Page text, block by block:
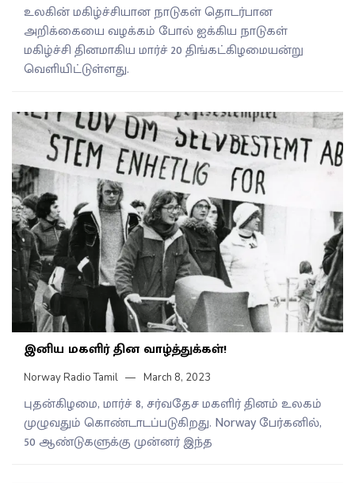
உலகின் மகிழ்ச்சியான நாடுகள் தொடர்பான
அறிக்கையை வழக்கம் போல் ஐக்கிய நாடுகள்
மகிழ்ச்சி தினமாகிய மார்ச் 20 திங்கட்கிழமையன்று
வெளியிட்டுள்ளது.
இனிய மகளிர் தின வாழ்த்துக்கள்!
Norway Radio Tamil March 8, 2023
புதன்கிழமை, மார்ச் 8, சர்வதேச மகளிர் தினம் உலகம்
முழுவதும் கொண்டாடப்படுகிறது. Norway பேர்கனில்,
50 ஆண்டுகளுக்கு முன்னர் இந்த